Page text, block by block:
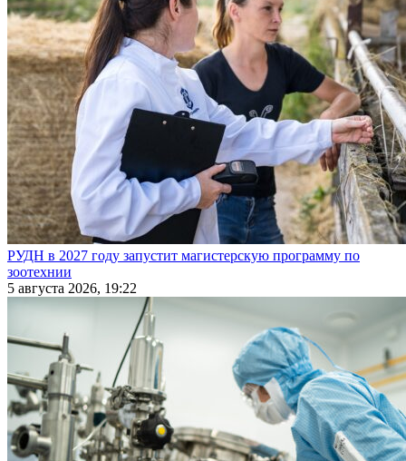
РУДН в 2027 году запустит магистерскую программу по
зоотехнии
5 августа 2026, 19:22